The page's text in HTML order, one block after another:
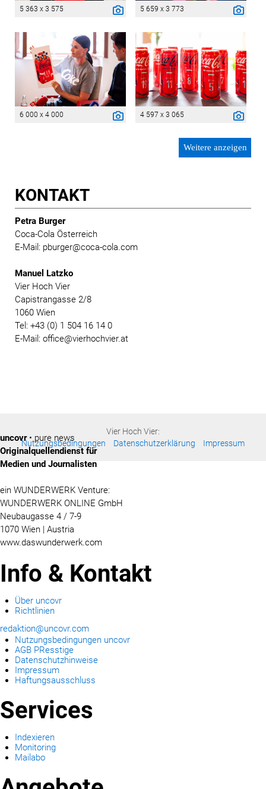
5 363 x 3 575 5 659 x 3 773
6 000 x 4 000 4 597 x 3 065
Weitere anzeigen
KONTAKT
Petra Burger
Coca-Cola Österreich
E-Mail: pburger@coca-cola.com
Manuel Latzko
Vier Hoch Vier
Capistrangasse 2/8
1060 Wien
Tel: +43 (0) 1 504 16 14 0
E-Mail: office@vierhochvier.at
Vier Hoch Vier:
Nutzungsbedingungen
Datenschutzerklärung Impressum
uncovr• pure news
Originalquellendienst für
Medien und Journalisten
ein WUNDERWERK Venture:
WUNDERWERK ONLINE GmbH
Neubaugasse 4 / 7-9
1070 Wien | Austria
www.daswunderwerk.com
Info & Kontakt
Über uncovr
Richtlinien
redaktion@uncovr.com
Nutzungsbedingungen uncovr
AGB PResstige
Datenschutzhinweise
Impressum
Haftungsausschluss
Services
Indexieren
Monitoring
Mailabo